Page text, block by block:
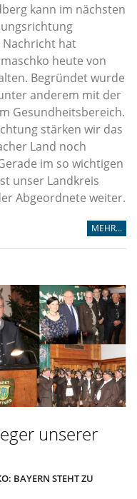
kann im nächsten
Nachricht hat
heute von
Begründet wurde
anderem mit der
Gesundheitsbereich.
stärken wir das
Land noch
im so wichtigen
unser Landkreis
Abgeordnete weiter.
MEHR...
unserer
BAYERN STEHT ZU